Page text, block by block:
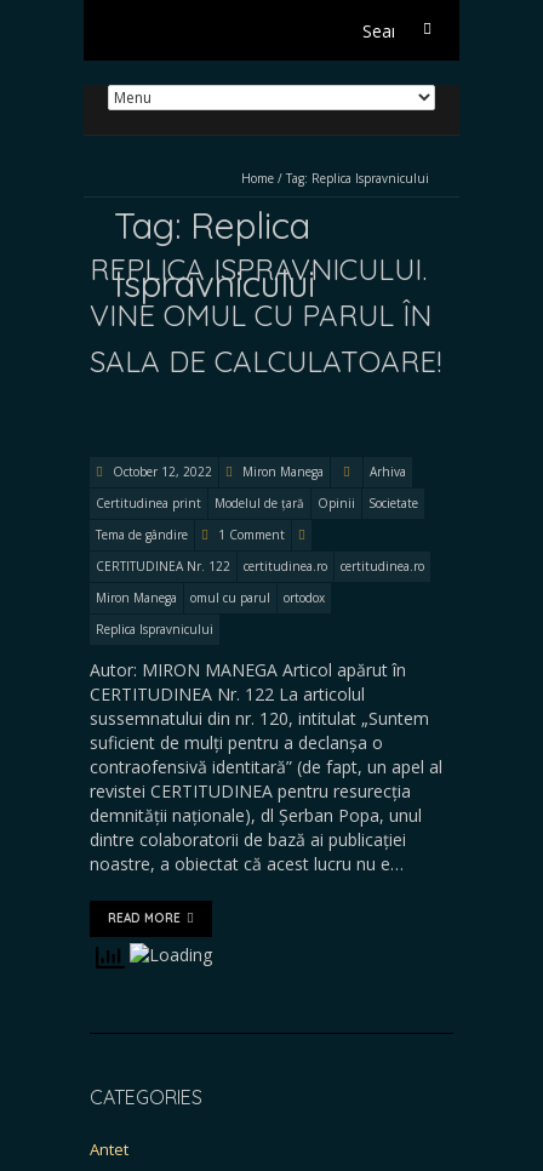
Search
Home / Tag: Replica Ispravnicului
Tag: Replica
Ispravnicului
REPLICA ISPRAVNICULUI.
VINE OMUL CU PARUL ÎN
SALA DE CALCULATOARE!
October 12, 2022 Miron Manega
Arhiva
Certitudinea print
Modelul de țară Opinii
Societate
Tema de gândire
1 Comment
CERTITUDINEA Nr. 122
certitudinea.ro
certitudinea.ro
Miron Manega
omul cu parul
ortodox
Replica Ispravnicului
Autor: MIRON MANEGA Articol apărut în
CERTITUDINEA Nr. 122 La articolul
sussemnatului din nr. 120, intitulat „Suntem
suficient de mulți pentru a declanșa o
contraofensivă identitară” (de fapt, un apel al
revistei CERTITUDINEA pentru resurecția
demnității naționale), dl Șerban Popa, unul
dintre colaboratorii de bază ai publicației
noastre, a obiectat că acest lucru nu e…
READ MORE
CATEGORIES
Antet